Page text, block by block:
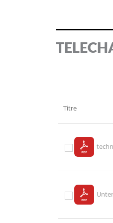
Titre